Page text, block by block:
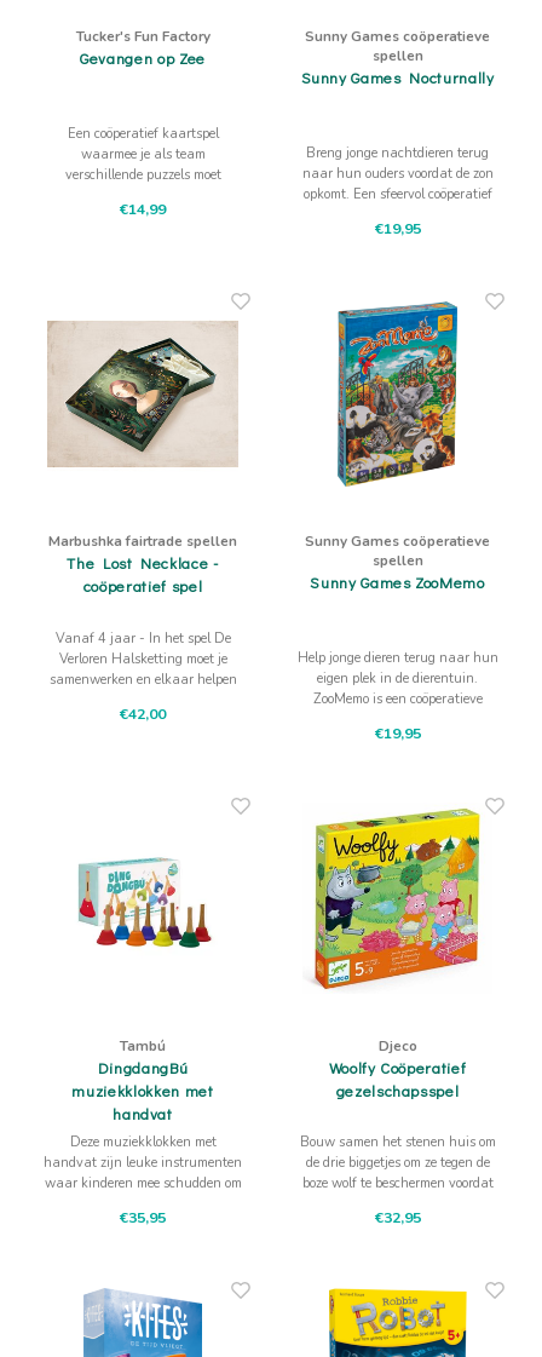
Tucker's Fun Factory
Gevangen op Zee
Een coöperatief kaartspel
waarmee je als team
verschillende puzzels moet
€14,99
Sunny Games coöperatieve
spellen
Sunny Games Nocturnally
Breng jonge nachtdieren terug
naar hun ouders voordat de zon
opkomt. Een sfeervol coöperatief
€19,95
Marbushka fairtrade spellen
The Lost Necklace -
coöperatief spel
Vanaf 4 jaar - In het spel De
Verloren Halsketting moet je
samenwerken en elkaar helpen
prinses te repareren. Leuk voor
€42,00
Sunny Games coöperatieve
spellen
Sunny Games ZooMemo
Help jonge dieren terug naar hun
eigen plek in de dierentuin.
ZooMemo is een coöperatieve
€19,95
Tambú
DingdangBú
muziekklokken met
handvat
Deze muziekklokken met
handvat zijn leuke instrumenten
waar kinderen mee schudden om
instrumenten voor de vroege
€35,95
Djeco
Woolfy Coöperatief
gezelschapsspel
Bouw samen het stenen huis om
de drie biggetjes om ze tegen de
boze wolf te beschermen voordat
spannend samenwerkingsspel
€32,95